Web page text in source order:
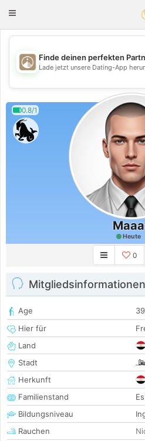
Toggle
💖
💕
Finde deinen perfekten
Lade jetzt unsere Dating-App
0.8/1
Heute
0
Mitgliedsinformationen
Age
Hier für
Land
Stadt
Herkunft
Familienstand
Bildungsniveau
Rauchen